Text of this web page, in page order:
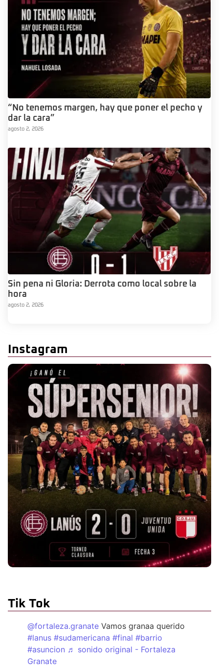
“No tenemos margen, hay que poner el pecho y
dar la cara”
agosto 2, 2026
Sin pena ni Gloria: Derrota como local sobre la
hora
agosto 2, 2026
Instagram
Tik Tok
@fortaleza.granate Vamos granaa querido
#lanus #sudamericana #final #barrio
#asuncion ♬ sonido original - Fortaleza
Granate